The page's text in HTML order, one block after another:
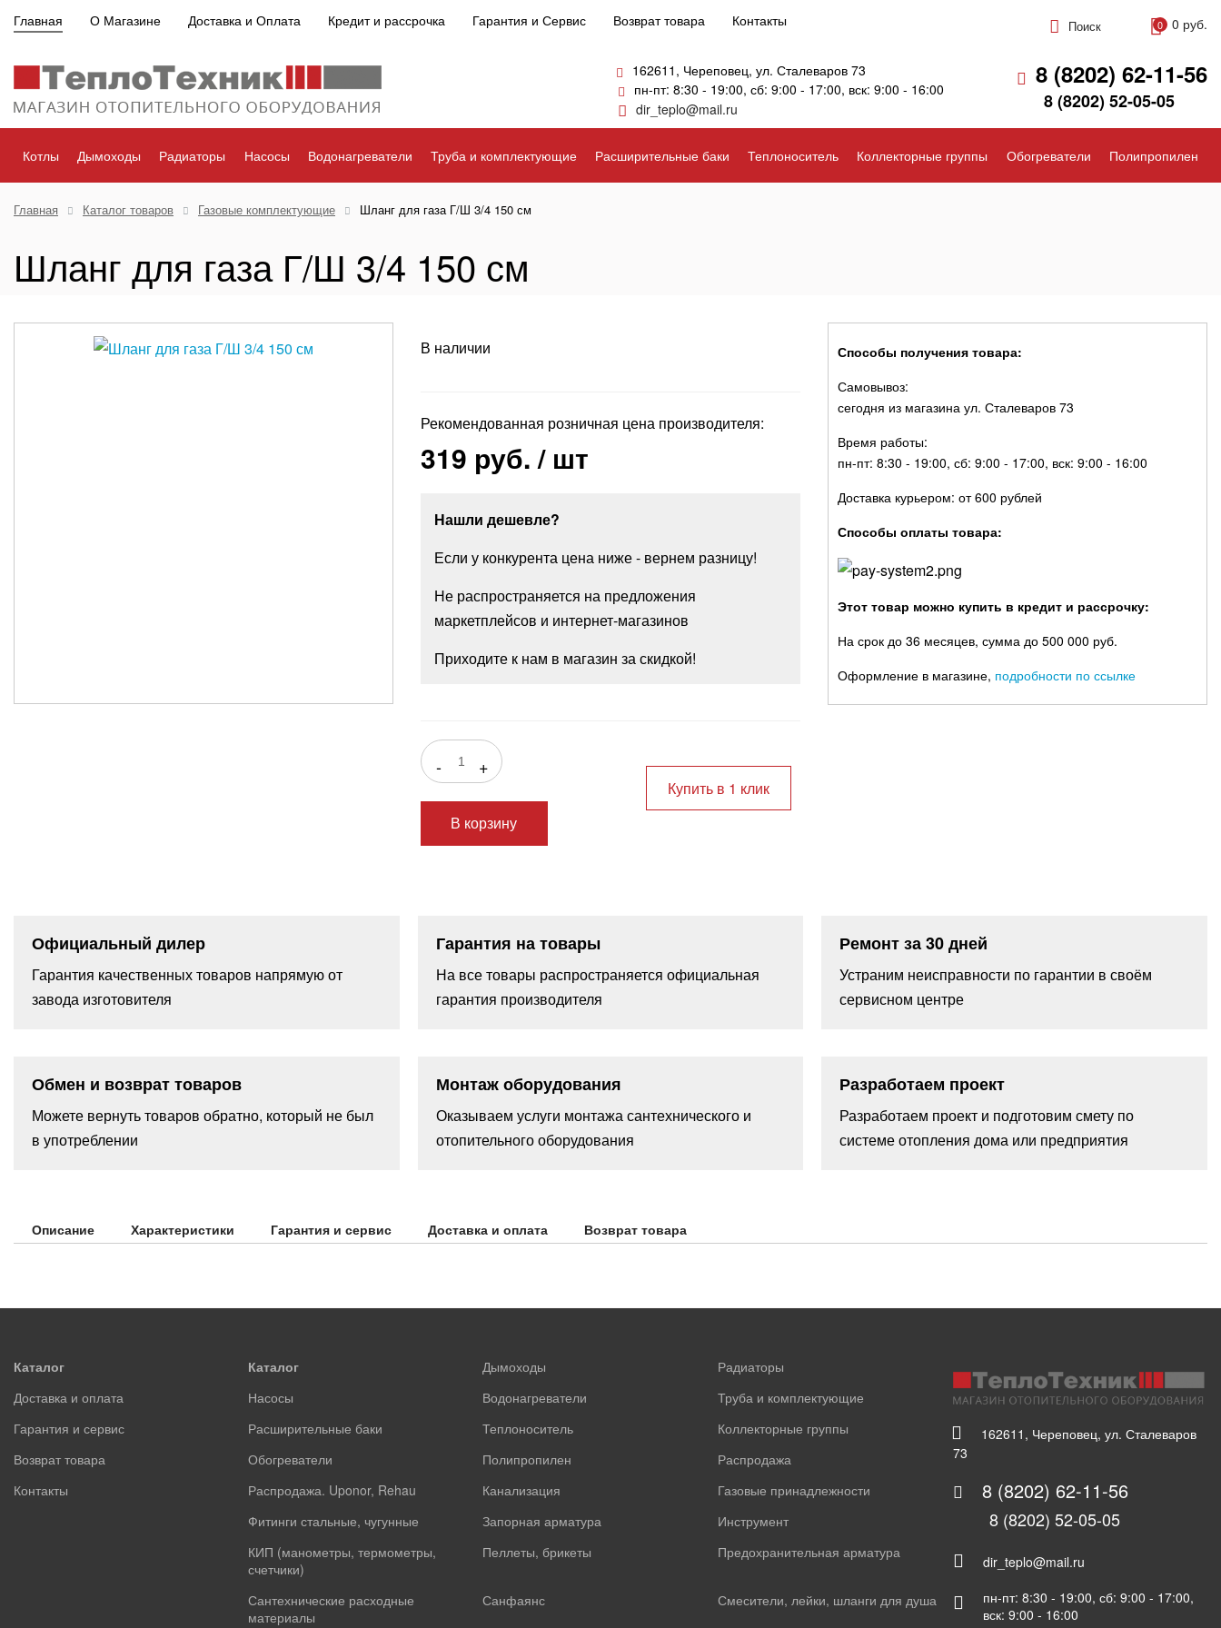
Главная О Магазине Доставка и Оплата Кредит и рассрочка Гарантия и Сервис Возврат товара Контакты Поиск 0 0 руб.
162611, Череповец, ул. Сталеваров 73
пн-пт: 8:30 - 19:00, сб: 9:00 - 17:00, вск: 9:00 - 16:00
dir_teplo@mail.ru
8 (8202) 62-11-56
8 (8202) 52-05-05
Котлы Дымоходы Радиаторы Насосы Водонагреватели Труба и комплектующие Расширительные баки Теплоноситель Коллекторные группы Обогреватели Полипропилен
Главная Каталог товаров Газовые комплектующие Шланг для газа Г/Ш 3/4 150 см
Шланг для газа Г/Ш 3/4 150 см
В наличии
Рекомендованная розничная цена производителя:
319 руб./ шт
Нашли дешевле?
Если у конкурента цена ниже - вернем разницу!
Не распространяется на предложения
маркетплейсов и интернет-магазинов
Приходите к нам в магазин за скидкой!
- +
В корзину
Купить в 1 клик
Способы получения товара:
Самовывоз:
сегодня из магазина ул. Сталеваров 73
Время работы:
пн-пт: 8:30 - 19:00, сб: 9:00 - 17:00, вск: 9:00 - 16:00
Доставка курьером: от 600 рублей
Способы оплаты товара:
Этот товар можно купить в кредит и рассрочку:
На срок до 36 месяцев, сумма до 500 000 руб.
Оформление в магазине, подробности по ссылке
Официальный дилер
Гарантия качественных товаров напрямую от
завода изготовителя
Гарантия на товары
На все товары распространяется официальная
гарантия производителя
Ремонт за 30 дней
Устраним неисправности по гарантии в своём
сервисном центре
Обмен и возврат товаров
Можете вернуть товаров обратно, который не был
в употреблении
Монтаж оборудования
Оказываем услуги монтажа сантехнического и
отопительного оборудования
Разработаем проект
Разработаем проект и подготовим смету по
системе отопления дома или предприятия
Описание Характеристики Гарантия и сервис Доставка и оплата Возврат товара
Каталог
Доставка и оплата
Гарантия и сервис
Возврат товара
Контакты
Каталог Дымоходы
Радиаторы
Насосы
Водонагреватели
Труба и комплектующие
Расширительные баки
Теплоноситель
Коллекторные группы
Обогреватели
Полипропилен
Распродажа
Распродажа. Uponor, Rehau
Канализация
Газовые принадлежности
Фитинги стальные, чугунные
Запорная арматура
Инструмент
КИП (манометры, термометры,
счетчики)
Пеллеты, брикеты Предохранительная арматура
Сантехнические расходные
материалы
Санфаянс Смесители, лейки, шланги для душа
162611, Череповец, ул. Сталеваров
73
8 (8202) 62-11-56
8 (8202) 52-05-05
dir_teplo@mail.ru
пн-пт: 8:30 - 19:00, сб: 9:00 - 17:00,
вск: 9:00 - 16:00